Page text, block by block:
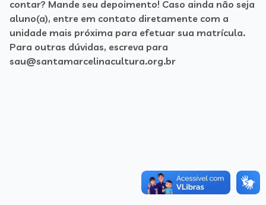
contar? Mande seu depoimento! Caso ainda não seja
aluno(a), entre em contato diretamente com a
unidade mais próxima para efetuar sua matrícula.
Para outras dúvidas, escreva para
sau@santamarcelinacultura.org.br